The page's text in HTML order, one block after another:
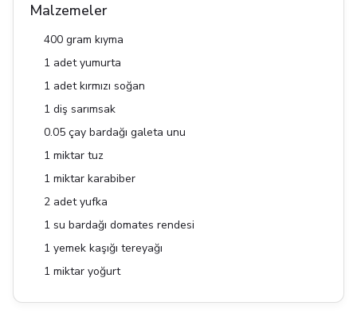
Malzemeler
400 gram kıyma
1 adet yumurta
1 adet kırmızı soğan
1 diş sarımsak
0.05 çay bardağı galeta unu
1 miktar tuz
1 miktar karabiber
2 adet yufka
1 su bardağı domates rendesi
1 yemek kaşığı tereyağı
1 miktar yoğurt